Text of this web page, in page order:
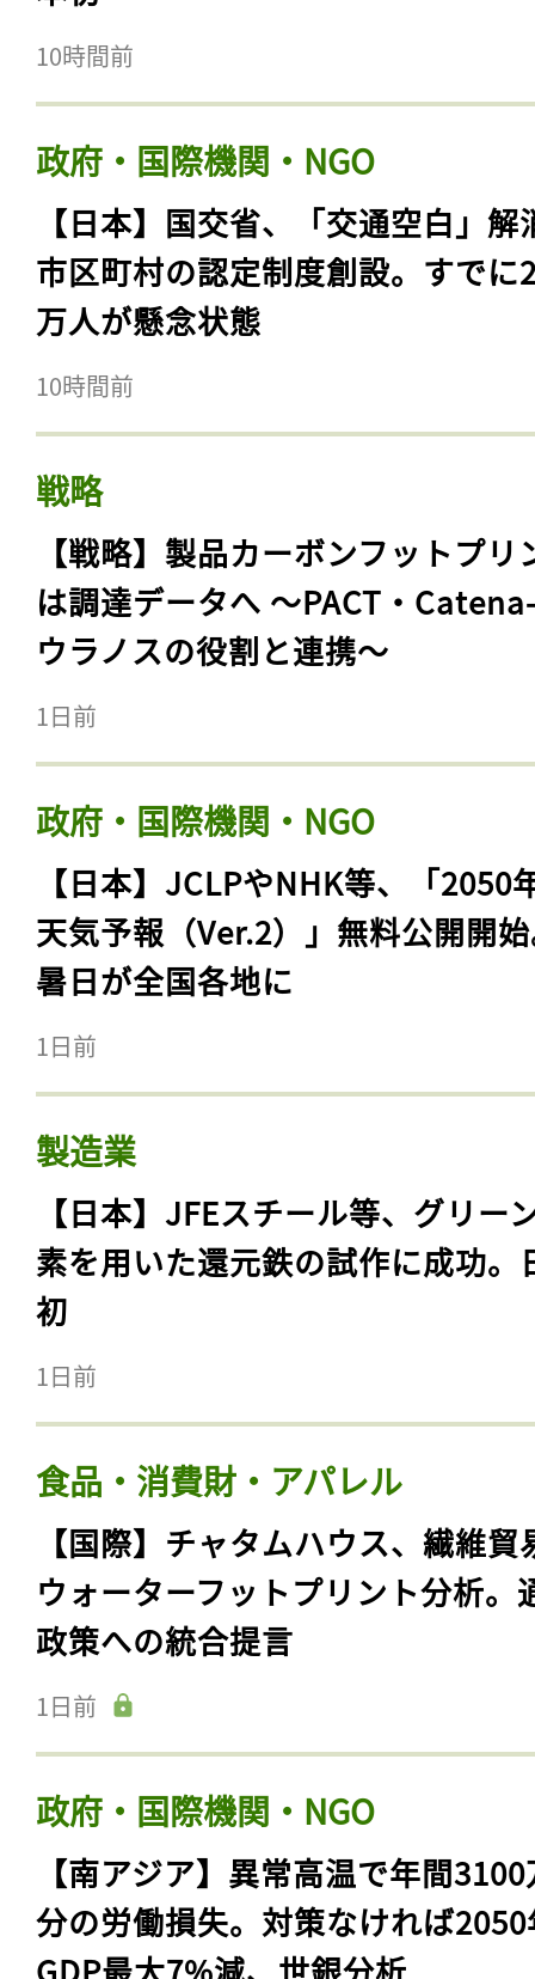
10時間前
政府・国際機関・NGO
【日本】国交省、「交通空白」解
市区町村の認定制度創設。すでに
万人が懸念状態
10時間前
戦略
【戦略】製品カーボンフットプリ
は調達データへ 〜PACT・
ウラノスの役割と連携〜
1日前
政府・国際機関・NGO
【日本】JCLPやNHK等、「2050
天気予報（Ver.2）」無料公開開
暑日が全国各地に
1日前
製造業
【日本】JFEスチール等、グリー
素を用いた還元鉄の試作に成功。
初
1日前
食品・消費財・アパレル
【国際】チャタムハウス、繊維貿
ウォーターフットプリント分析。
政策への統合提言
1日前
政府・国際機関・NGO
【南アジア】異常高温で年間
分の労働損失。対策なければ
GDP最大7%減、世銀分析